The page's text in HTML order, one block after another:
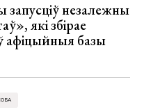
запусціў незалежны
які збірае
афіцыйныя базы